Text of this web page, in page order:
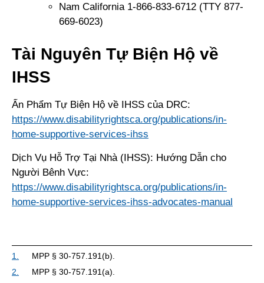
Nam California 1-866-833-6712 (TTY 877-
669-6023)
Tài Nguyên Tự Biện Hộ về
IHSS
Ấn Phẩm Tự Biện Hộ về IHSS của DRC:
https://www.disabilityrightsca.org/publications/in-
home-supportive-services-ihss
Dịch Vụ Hỗ Trợ Tại Nhà (IHSS): Hướng Dẫn cho
Người Bênh Vực:
https://www.disabilityrightsca.org/publications/in-
home-supportive-services-ihss-advocates-manual
1.
MPP § 30-757.191(b).
2.
MPP § 30-757.191(a).